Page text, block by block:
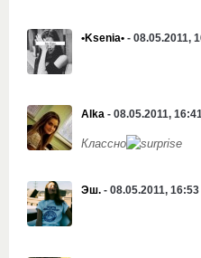
•Ksenia• - 08.05.2011,
Alka - 08.05.2011, 16:41
Классно
Эш. - 08.05.2011, 16:53